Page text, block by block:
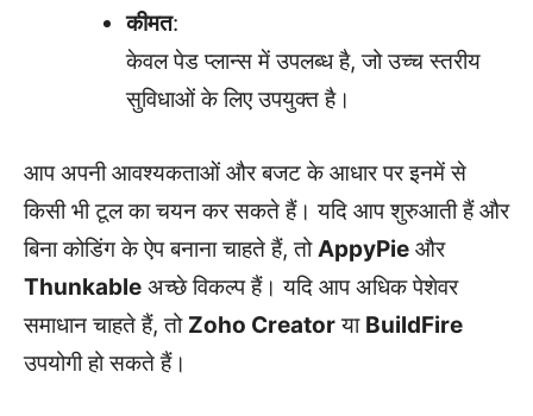
कीमत:
केवल पेड प्लान्स में उपलब्ध है, जो उच्च स्तरीय
सुविधाओं के लिए उपयुक्त है।
आप अपनी आवश्यकताओं और बजट के आधार पर इनमें से
किसी भी टूल का चयन कर सकते हैं। यदि आप शुरुआती हैं और
बिना कोडिंग के ऐप बनाना चाहते हैं, तोAppyPie और
Thunkable अच्छे विकल्प हैं। यदि आप अधिक पेशेवर
समाधान चाहते हैं, तो Zoho Creatorया BuildFire
उपयोगी हो सकते हैं।